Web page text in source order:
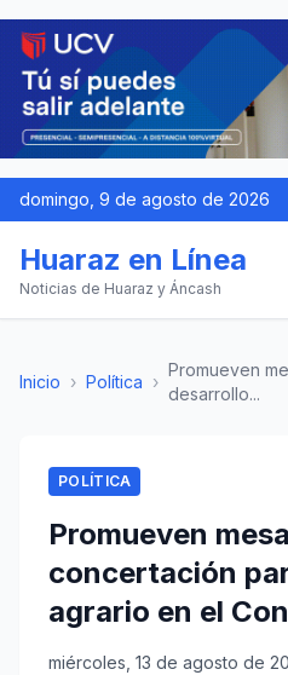
domingo, 9 de agosto de 2026
Huaraz en Línea
Noticias de Huaraz y Áncash
Inicio › Política ›
Promueven
desarrollo...
POLÍTICA
Promueven
concertación
agrario en el
miércoles, 13 de agosto de